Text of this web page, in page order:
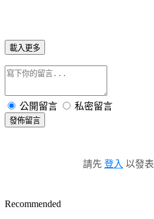
載入更多
公開留言 私密留言
發佈留言
請先 登入 以發
Recommended